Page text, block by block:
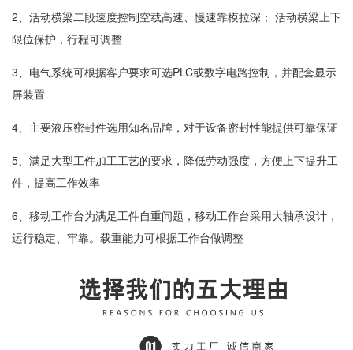
2、活动横梁二段速度控制空载高速、慢速靠模拉深； 活动横梁上下
限位保护，行程可调整
3、电气系统可根据客户要求可选PLC或数字电路控制，并配套显示
屏装置
4、主要液压密封件选用知名品牌，对于设备密封性能提供可靠保证
5、满足大型工件加工工艺的要求，降低劳动强度，方便上下提升工
件，提高工作效率
6、移动工作台为满足工件自重问题，移动工作台采用大轴承设计，
运行稳定、牢靠。载重能力可根据工作台做调整